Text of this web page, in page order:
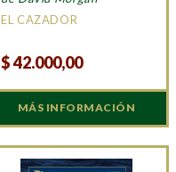
EL CAZADOR
$42.000,00
MÁS INFORMACIÓN